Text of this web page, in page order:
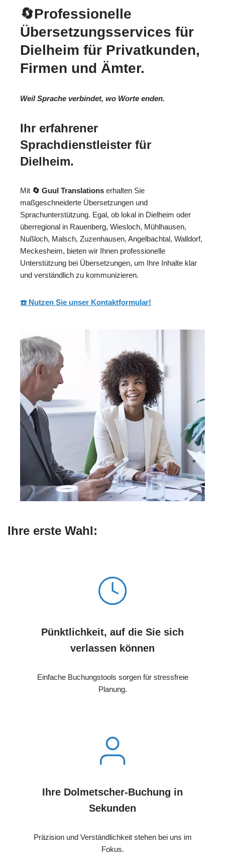
🔄Professionelle
Übersetzungsservices für
Dielheim für Privatkunden,
Firmen und Ämter.
Weil Sprache verbindet, wo Worte enden.
Ihr erfahrener
Sprachdienstleister für
Dielheim.
Mit 🔄 Guul Translations erhalten Sie
maßgeschneiderte Übersetzungen und
Sprachunterstützung. Egal, ob lokal in Dielheim oder
überregional in Rauenberg, Wiesloch, Mühlhausen,
Nußloch, Malsch, Zuzenhausen, Angelbachtal, Walldorf,
Meckesheim, bieten wir Ihnen professionelle
Unterstützung bei Übersetzungen, um Ihre Inhalte klar
und verständlich zu kommunizieren.
☎️ Nutzen Sie unser Kontaktformular!
Ihre erste Wahl:
Pünktlichkeit, auf die Sie sich
verlassen können
Einfache Buchungstools sorgen für stressfreie
Planung.
Ihre Dolmetscher-Buchung in
Sekunden
Präzision und Verständlichkeit stehen bei uns im
Fokus.